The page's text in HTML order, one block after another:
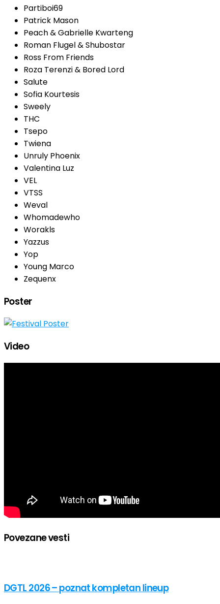
Partiboi69
Patrick Mason
Peach & Gabrielle Kwarteng
Roman Flugel & Shubostar
Ross From Friends
Roza Terenzi & Bored Lord
Salute
Sofia Kourtesis
Sweely
THC
Tsepo
Twiena
Unruly Phoenix
Valentina Luz
VEL
VTSS
Weval
Whomadewho
Worakls
Yazzus
Yop
Young Marco
Zequenx
Poster
Video
Povezane vesti
DGTL 2026 – poznat kompletan lineup